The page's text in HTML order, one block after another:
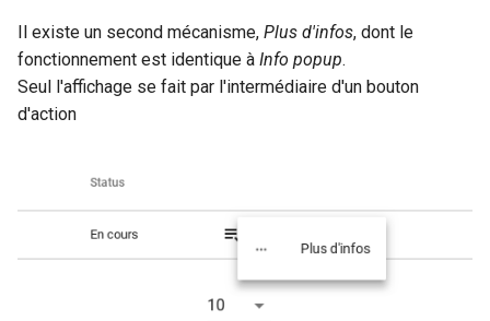
Il existe un second mécanisme, Plus d'infos, dont le
fonctionnement est identique à Info popup.
Seul l'affichage se fait par l'intermédiaire d'un bouton
d'action